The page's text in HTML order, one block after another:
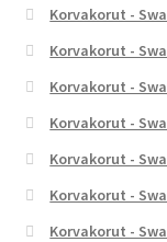
Korvakorut -
Korvakorut -
Korvakorut -
Korvakorut -
Korvakorut -
Korvakorut -
Korvakorut -